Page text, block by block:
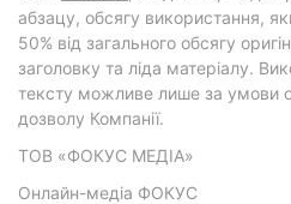
абзацу, обсягу використання,
50% від загального обсягу
заголовку та ліда матеріалу.
тексту можливе лише за умови
дозволу Компанії.
ТОВ «ФОКУС МЕДІА»
Онлайн-медіа ФОКУС